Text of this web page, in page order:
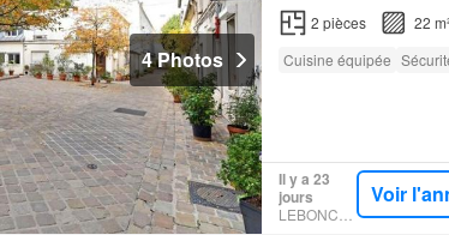
4 Photos
2 pièces
22
Cuisine équipée
Il y a 23
jours
LEBONCOIN
Voir